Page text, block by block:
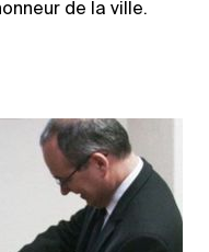
de la ville.